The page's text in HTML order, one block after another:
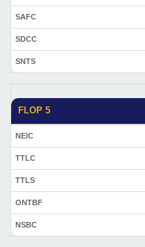
SAFC
SDCC
SNTS
FLOP 5
NEIC
TTLC
TTLS
ONTBF
NSBC